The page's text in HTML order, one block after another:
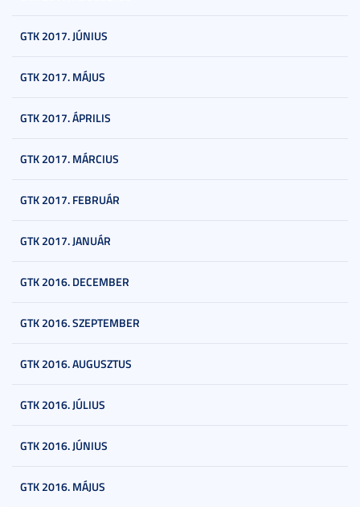
GTK 2017. JÚNIUS
GTK 2017. MÁJUS
GTK 2017. ÁPRILIS
GTK 2017. MÁRCIUS
GTK 2017. FEBRUÁR
GTK 2017. JANUÁR
GTK 2016. DECEMBER
GTK 2016. SZEPTEMBER
GTK 2016. AUGUSZTUS
GTK 2016. JÚLIUS
GTK 2016. JÚNIUS
GTK 2016. MÁJUS